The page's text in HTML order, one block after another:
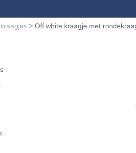
> Off white kraagje met